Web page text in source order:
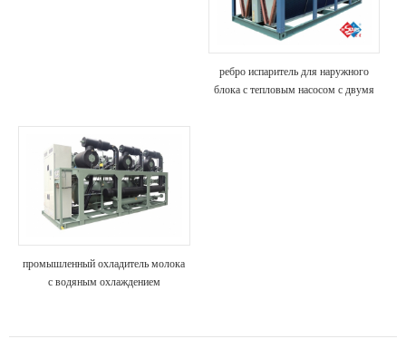
ребро испаритель для наружного
блока с тепловым насосом с двумя
промышленный охладитель молока
с водяным охлаждением